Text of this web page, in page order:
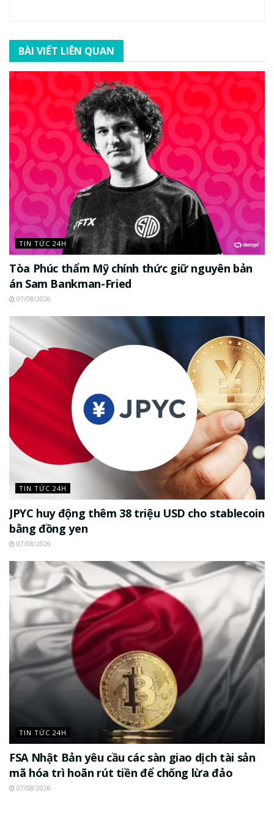
BÀI VIẾT LIÊN QUAN
TIN TỨC 24H
Tòa Phúc thẩm Mỹ chính thức giữ nguyên bản
án Sam Bankman-Fried
07/08/2026
TIN TỨC 24H
JPYC huy động thêm 38 triệu USD cho stablecoin
bằng đồng yen
07/08/2026
TIN TỨC 24H
FSA Nhật Bản yêu cầu các sàn giao dịch tài sản
mã hóa trì hoãn rút tiền để chống lừa đảo
07/08/2026